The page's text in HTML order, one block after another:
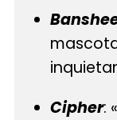
Cipher: